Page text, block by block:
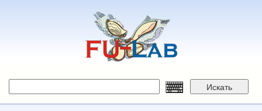
Искать